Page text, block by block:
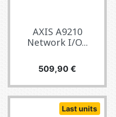
AXIS A9210
Network I/O...
Preis
509,90 €
Last units